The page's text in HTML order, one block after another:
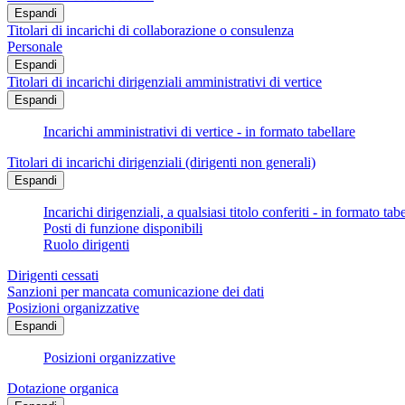
Espandi
Titolari di incarichi di collaborazione o consulenza
Personale
Espandi
Titolari di incarichi dirigenziali amministrativi di vertice
Espandi
Incarichi amministrativi di vertice - in formato tabellare
Titolari di incarichi dirigenziali (dirigenti non generali)
Espandi
Incarichi dirigenziali, a qualsiasi titolo conferiti - in formato
Posti di funzione disponibili
Ruolo dirigenti
Dirigenti cessati
Sanzioni per mancata comunicazione dei dati
Posizioni organizzative
Espandi
Posizioni organizzative
Dotazione organica